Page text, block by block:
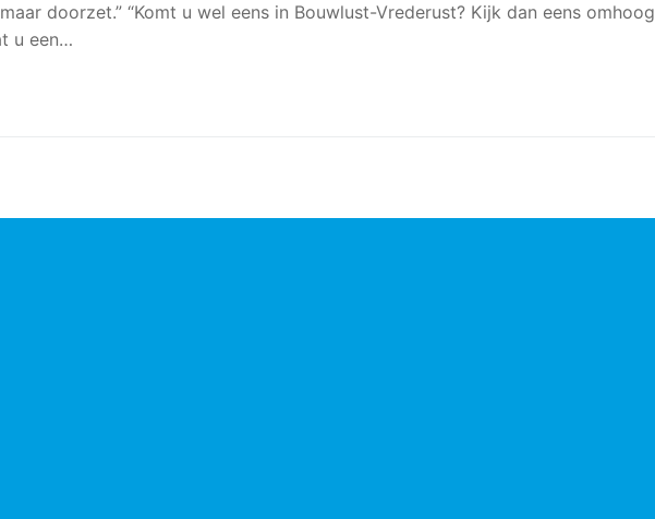
doorzet.” “Komt u wel eens in Bouwlust-Vrederust? Kijk dan eens
u een…